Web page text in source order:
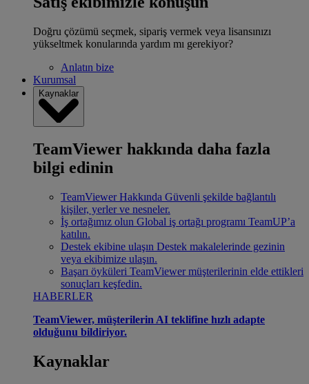
Doğru çözümü seçmek, sipariş vermek veya lisansınızı
yükseltmek konularında yardım mı gerekiyor?
Anlatın bize
Kurumsal
Kaynaklar
TeamViewer hakkında daha fazla
bilgi edinin
TeamViewer Hakkında Güvenli şekilde bağlantılı
kişiler, yerler ve nesneler.
İş ortağımız olun Global iş ortağı programı TeamUP’a
katılın.
Destek ekibine ulaşın Destek makalelerinde gezinin
veya ekibimize ulaşın.
Başarı öyküleri TeamViewer müşterilerinin elde ettikleri
sonuçları keşfedin.
HABERLER
TeamViewer, müşterilerin AI teklifine hızlı adapte
olduğunu bildiriyor.
Kaynaklar